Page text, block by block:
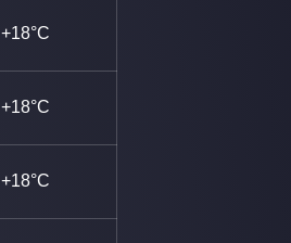
+18°C
+18°C
+18°C